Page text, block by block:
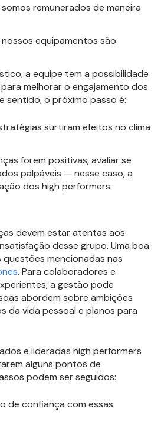
remunerados de maneira
equipamentos são
a equipe tem a possibilidade
melhorar o engajamento dos
sentido, o próximo passo é:
surtiram efeitos no clima
forem positivas, avaliar se
palpáveis — nesse caso, a
dos high performers.
devem estar atentas aos
desse grupo. Uma boa
mencionadas nas
. Para colaboradores e
a gestão pode
abordem sobre ambições
da vida pessoal e planos para
e lideradas high performers
alguns pontos de
podem ser seguidos:
de confiança com essas